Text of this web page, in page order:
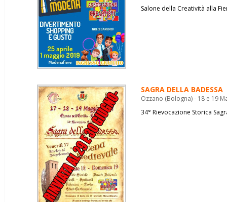
Salone della Creatività alla
SAGRA DELLA BADESSA
Ozzano (Bologna) - 18 e 19
34° Rievocazione Storica